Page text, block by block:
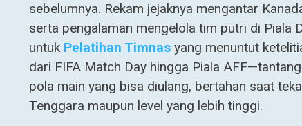
sebelumnya. Rekam jejaknya mengantar
serta pengalaman mengelola tim putri di Piala
untuk Pelatihan Timnas yang menuntut
dari FIFA Match Day hingga Piala
pola main yang bisa diulang, bertahan saat
Tenggara maupun level yang lebih tinggi.